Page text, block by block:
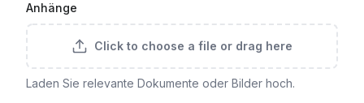
Anhänge
Click to choose a file or drag here
Laden Sie relevante Dokumente oder Bilder hoch.